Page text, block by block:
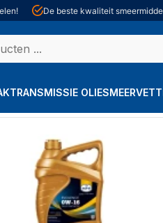
De beste kwaliteit
TRANSMISSIE OLIE